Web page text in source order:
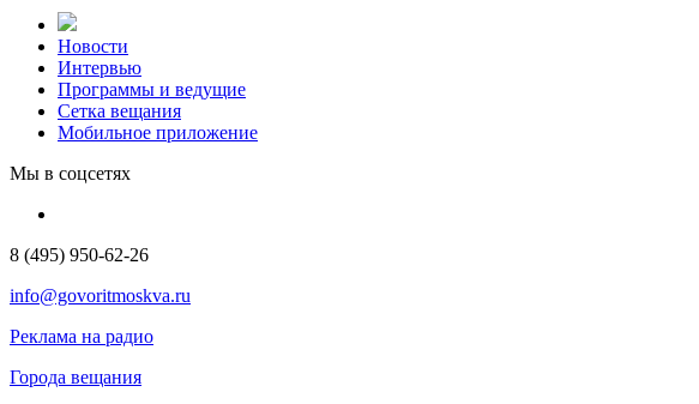
Новости
Интервью
Программы и ведущие
Сетка вещания
Мобильное приложение
Мы в соцсетях
8 (495) 950-62-26
info@govoritmoskva.ru
Реклама на радио
Города вещания